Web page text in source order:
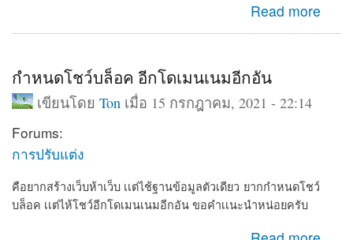
Read more
about เพจถูกแฮ็ก กู้เพจคืน วิธีกูเพจที่ถูกแฮก
กำหนดโชว์บล็อค อีกโดเมนเนมอีกอัน
เขียนโดย Ton เมื่อ 15 กรกฎาคม, 2021 - 22:14
Forums:
การปรับแต่ง
คือยากสร้างเว็บห้าเว็บ เเต่ไช้ฐานข้อมูลตัวเดียว ยากกำหนดโชว์
บล็อค เเต่ไห้โชว์อีกโดเมนเนมอีกอัน ขอคำเเนะนำหน่อยครับ